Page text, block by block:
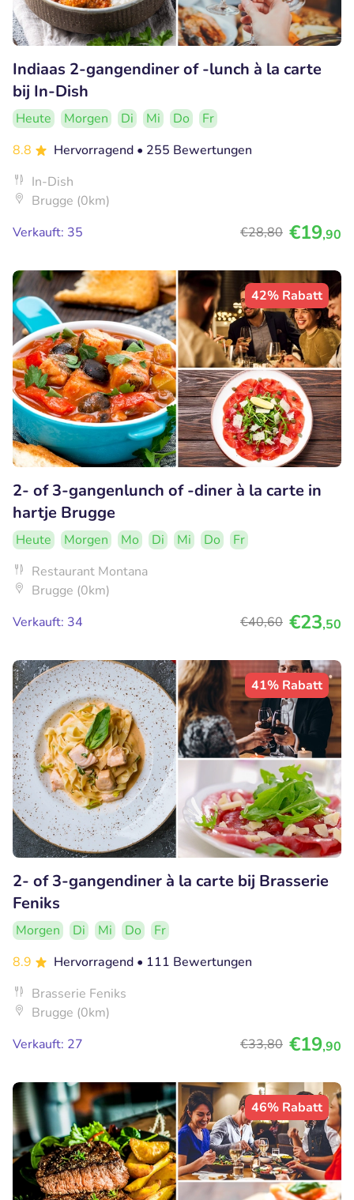
Indiaas 2-gangendiner of -lunch à la carte
bij In-Dish
Heute Morgen Di Mi Do
Fr
8.8
Hervorragend • 255 Bewertungen
In-Dish
Brugge (0km)
Verkauft: 35
€28,80 €19,90
42% Rabatt
2- of 3-gangenlunch of -diner à la carte in
hartje Brugge
Heute Morgen Mo Di Mi Do
Fr
Restaurant Montana
Brugge (0km)
Verkauft: 34
€40,60 €23,50
41% Rabatt
2- of 3-gangendiner à la carte bij Brasserie
Feniks
Morgen Di Mi Do
Fr
8.9
Hervorragend • 111 Bewertungen
Brasserie Feniks
Brugge (0km)
Verkauft: 27
€33,80 €19,90
46% Rabatt